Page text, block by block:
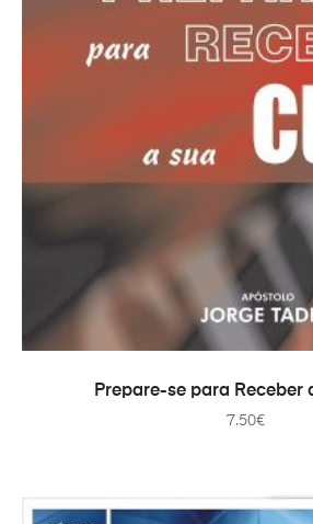
ADAUGĂ ÎN COȘ
Prepare-se para Receber
7.50€